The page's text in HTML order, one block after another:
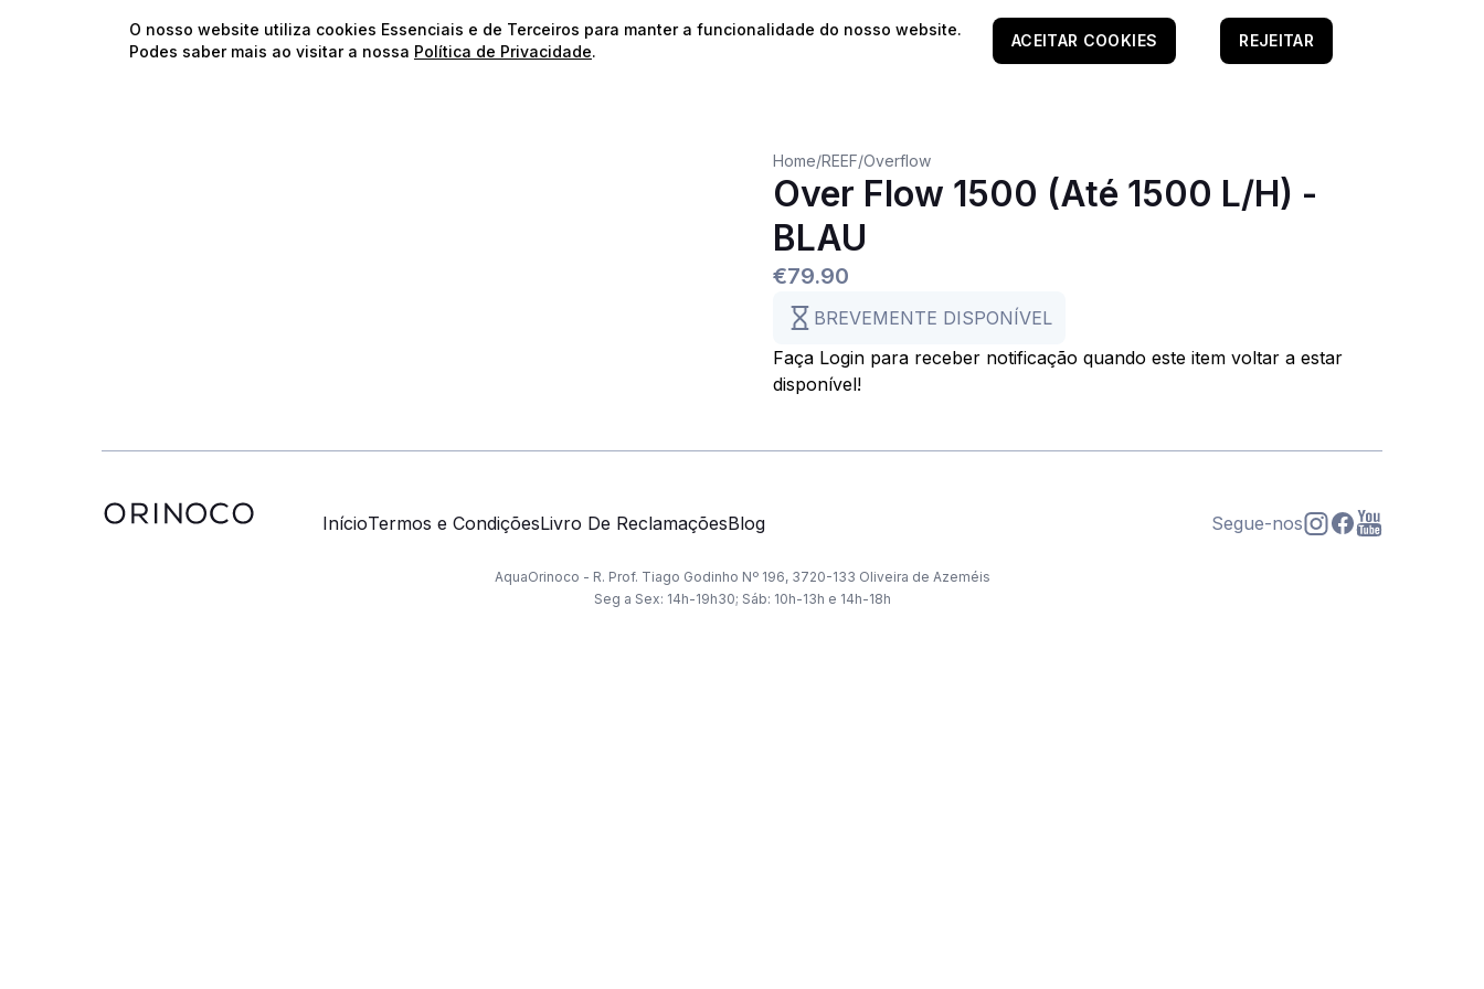
⭐️Envios Gratuitos para encomendas acima de 60€!*⭐️
Home/REEF/Overflow
Over Flow 1500 (até 1500 L/h) -
BLAU
€79.90
BREVEMENTE DISPONÍVEL
Faça Login para receber notificação quando este item voltar a estar
disponível!
InícioTermos e CondiçõesLivro De ReclamaçõesBlog Segue-nos
AquaOrinoco - R. Prof. Tiago Godinho Nº 196, 3720-133 Oliveira de Azeméis
Seg a Sex: 14h-19h30; Sáb: 10h-13h e 14h-18h
O nosso website utiliza cookies Essenciais e de Terceiros para manter a funcionalidade do nosso website.
Podes saber mais ao visitar a nossa Política de Privacidade.
ACEITAR COOKIES REJEITAR